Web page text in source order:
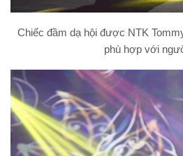
Chiếc đầm dạ hội được NTK
phù hợp với